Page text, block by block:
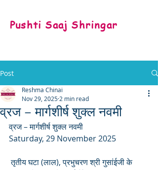
Pushti Saaj Shringar
Post
व्रज – मार्गशीर्ष शुक्ल नवमी
Reshma Chinai
Nov 29, 2025 2 min read
व्रज – मार्गशीर्ष शुक्ल नवमी
Saturday, 29 November 2025
तृतीय घटा (लाल), प्रभुचरण श्री गुसांईजी के